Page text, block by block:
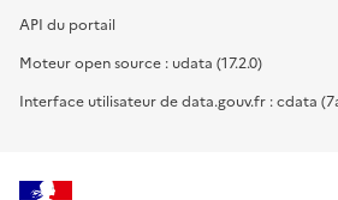
API du portail
Moteur open source : udata (17.2.0)
Interface utilisateur de data.gouv.fr : cdata